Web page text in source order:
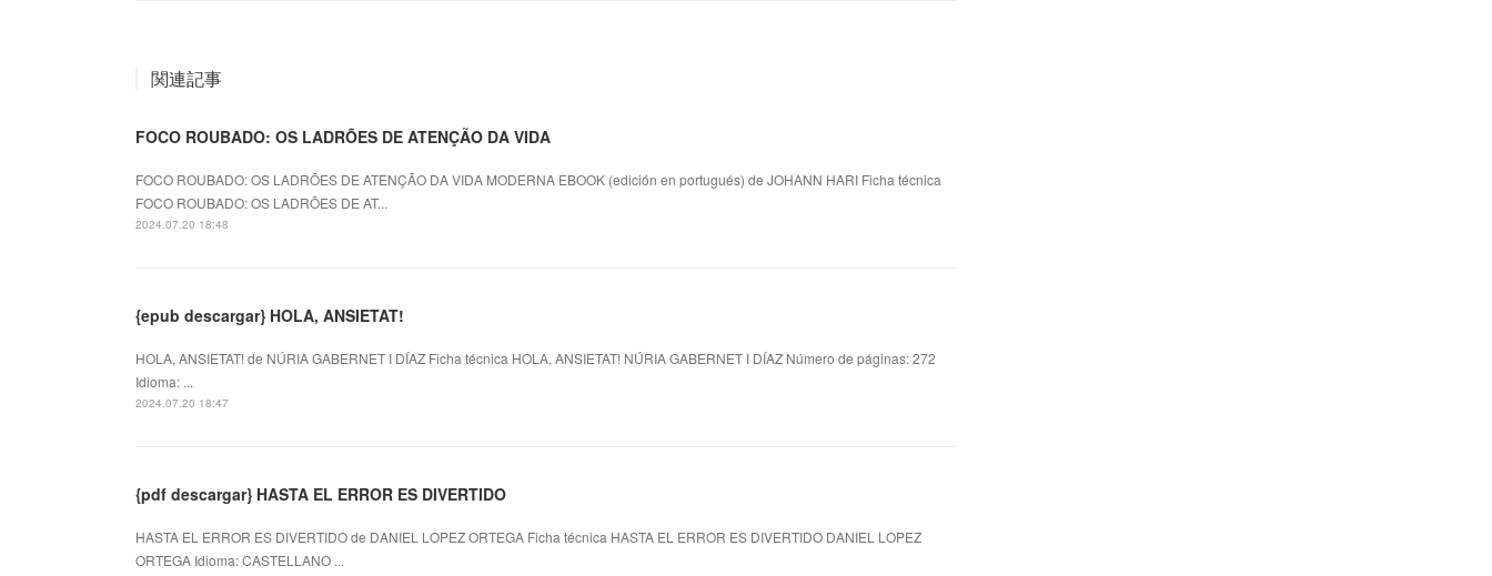
関連記事
FOCO ROUBADO: OS LADRÕES DE ATENÇÃO DA VIDA
FOCO ROUBADO: OS LADRÕES DE ATENÇÃO DA VIDA MODERNA EBOOK (edición en portugués) de JOHANN HARI Ficha técnica
FOCO ROUBADO: OS LADRÕES DE AT...
2024.07.20 18:48
{epub descargar} HOLA, ANSIETAT!
HOLA, ANSIETAT! de NÚRIA GABERNET I DÍAZ Ficha técnica HOLA, ANSIETAT! NÚRIA GABERNET I DÍAZ Número de páginas: 272
Idioma: ...
2024.07.20 18:47
{pdf descargar} HASTA EL ERROR ES DIVERTIDO
HASTA EL ERROR ES DIVERTIDO de DANIEL LOPEZ ORTEGA Ficha técnica HASTA EL ERROR ES DIVERTIDO DANIEL LOPEZ
ORTEGA Idioma: CASTELLANO ...